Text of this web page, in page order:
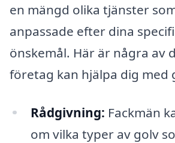
en mängd olika tjänster
anpassade efter dina
önskemål. Här är några av
företag kan hjälpa dig med
Rådgivning: Fackmän
om vilka typer av golv